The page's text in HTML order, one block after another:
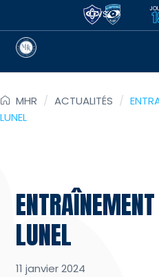
VS
MHR / ACTUALITÉS /
LUNEL
LUNEL
11 janvier 2024